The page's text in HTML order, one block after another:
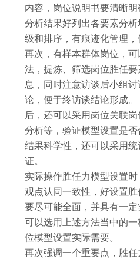
内容，岗位说明书要清晰
分析结果好列出各要素分
级和排序，有痕迹化管理，
再次，有样本群体岗位，
法，提炼、筛选岗位胜任
息，同时注意访谈后小组
论，便于终访谈结论形成。
后，还可以采用岗位关联
分析等，验证模型设置是
结果科学性，还可以采用
证。
实际操作胜任力模型设置
观点认同一致性，好设置
要尽可能全面，并具有一
可以选用上述方法当中的
位模型设置实际需要。
再次强调一个重要点，胜